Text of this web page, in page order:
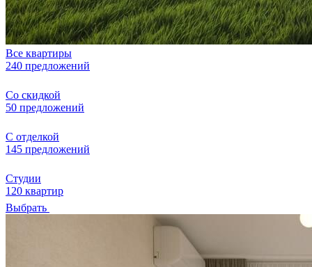
Все квартиры
240 предложений
Со скидкой
50 предложений
С отделкой
145 предложений
Студии
120 квартир
Выбрать